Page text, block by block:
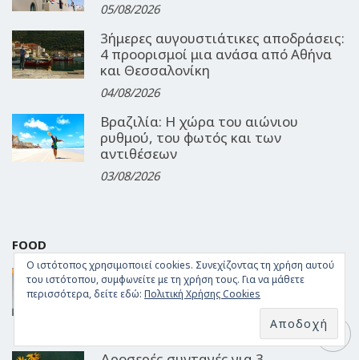
05/08/2026
3ήμερες αυγουστιάτικες αποδράσεις:
4 προορισμοί μια ανάσα από Αθήνα
και Θεσσαλονίκη
04/08/2026
Βραζιλία: Η χώρα του αιώνιου
ρυθμού, του φωτός και των
αντιθέσεων
03/08/2026
FOOD
Γεύση από Αιγαίο: Αυθεντικοί
θαλασσινοί μεζέδες στο Barbounaki
Ο ιστότοπος χρησιμοποιεί cookies. Συνεχίζοντας τη χρήση αυτού
του ιστότοπου, συμφωνείτε με τη χρήση τους. Για να μάθετε
περισσότερα, δείτε εδώ: Πολιτική Χρήσης Cookies